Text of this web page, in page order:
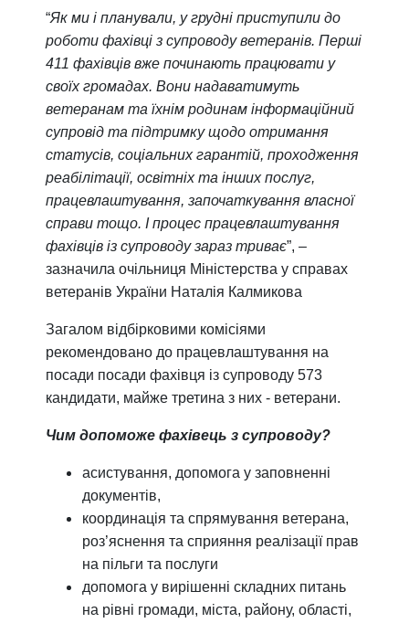
“Як ми і планували, у грудні приступили до
роботи фахівці з супроводу ветеранів. Перші
411 фахівців вже починають працювати у
своїх громадах. Вони надаватимуть
ветеранам та їхнім родинам інформаційний
супровід та підтримку щодо отримання
статусів, соціальних гарантій, проходження
реабілітації, освітніх та інших послуг,
працевлаштування, започаткування власної
справи тощо. І процес працевлаштування
фахівців із супроводу зараз триває”, –
зазначила очільниця Міністерства у справах
ветеранів України Наталія Калмикова
Загалом відбірковими комісіями
рекомендовано до працевлаштування на
посади посади фахівця із супроводу 573
кандидати, майже третина з них - ветерани.
Чим допоможе фахівець з супроводу?
асистування, допомога у заповненні
документів,
координація та спрямування ветерана,
роз’яснення та сприяння реалізації прав
на пільги та послуги
допомога у вирішенні складних питань
на рівні громади, міста, району, області,